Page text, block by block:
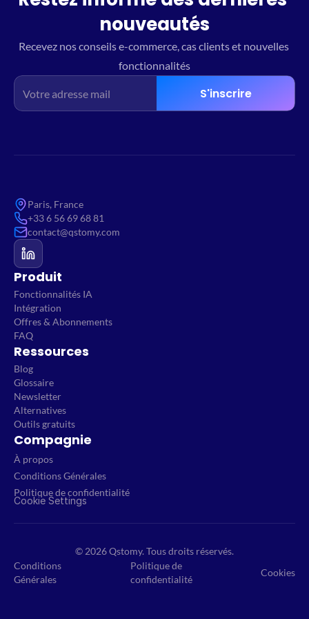
nouveautés
Recevez nos conseils e-commerce, cas clients et nouvelles
fonctionnalités
S'inscrire
Paris, France
+33 6 56 69 68 81
contact@qstomy.com
Produit
Fonctionnalités IA
Intégration
Offres & Abonnements
FAQ
Ressources
Blog
Glossaire
Newsletter
Alternatives
Outils gratuits
Compagnie
À propos
Conditions Générales
Politique de confidentialité
Cookie Settings
© 2026 Qstomy. Tous droits réservés.
Conditions
Générales
Politique de
confidentialité
Cookies